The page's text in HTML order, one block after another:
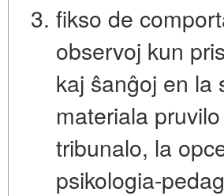
fikso de
observoj kun
kaj ŝanĝoj en la
materiala
tribunalo, la
psikologia-